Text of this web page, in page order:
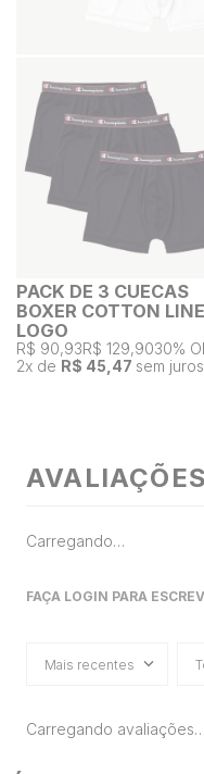
PACK DE 3 CUECAS
BOXER COTTON LINE
LOGO
R$ 90,93R$ 129,9030%
2x de R$ 45,47 sem juros
AVALIAÇÕES
Carregando…
FAÇA LOGIN PARA
Mais recentes
Carregando avaliações…